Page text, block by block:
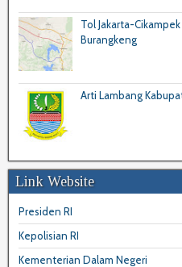
Tol Jakarta-
Burangkeng
Arti Lambang
Link Website
Presiden RI
Kepolisian RI
Kementerian Dalam Negeri